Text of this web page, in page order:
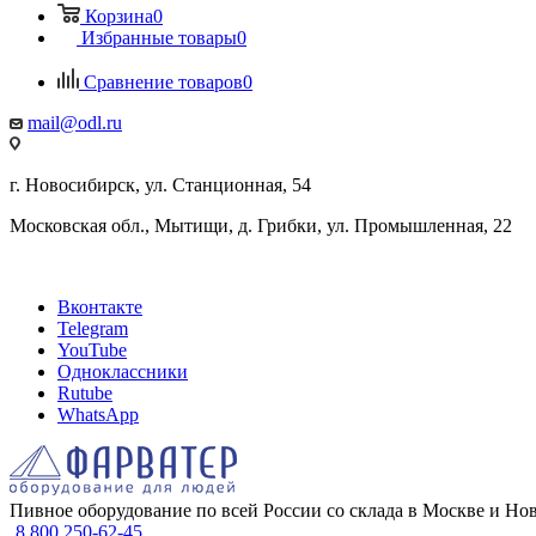
Корзина0
Избранные товары0
Сравнение товаров0
mail@odl.ru
г. Новосибирск, ул. Станционная, 54
Московская обл., Мытищи, д. Грибки, ул. Промышленная, 22
Вконтакте
Telegram
YouTube
Одноклассники
Rutube
WhatsApp
Пивное оборудование по всей России со склада в Москве и
8 800 250-62-45